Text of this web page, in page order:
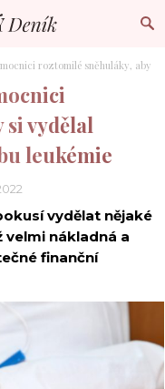
roztomilé sněhuláky, aby si
si vydělal
leukémie
vydělat nějaké
velmi nákladná a
finanční